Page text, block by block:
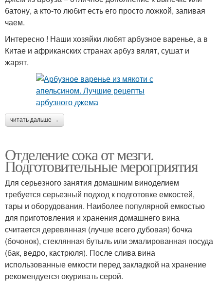
батону, а кто-то любит есть его просто ложкой, запивая
чаем.
Интересно ! Наши хозяйки любят арбузное варенье, а в
Китае и африканских странах арбуз вялят, сушат и
жарят.
читать дальше →
Отделение сока от мезги.
Подготовительные мероприятия
Для серьезного занятия домашним виноделием
требуется серьезный подход к подготовке емкостей,
тары и оборудования. Наиболее популярной емкостью
для приготовления и хранения домашнего вина
считается деревянная (лучше всего дубовая) бочка
(бочонок), стеклянная бутыль или эмалированная посуда
(бак, ведро, кастрюля). После слива вина
использованные емкости перед закладкой на хранение
рекомендуется окуривать серой.